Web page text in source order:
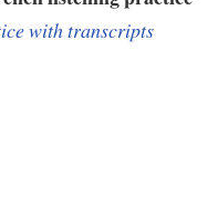
with transcripts